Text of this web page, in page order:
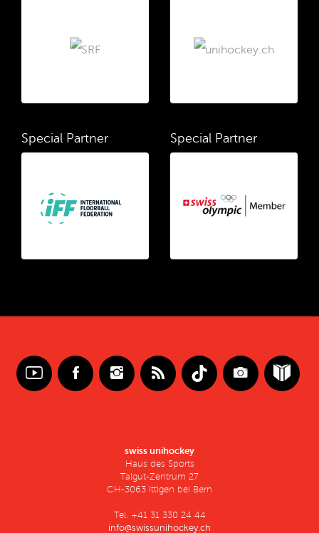
Special Partner Special Partner
swiss unihockey
Haus des Sports
Talgut-Zentrum 27
CH-3063 Ittigen bei Bern
Tel. +41 31 330 24 44
info@swissunihockey.ch